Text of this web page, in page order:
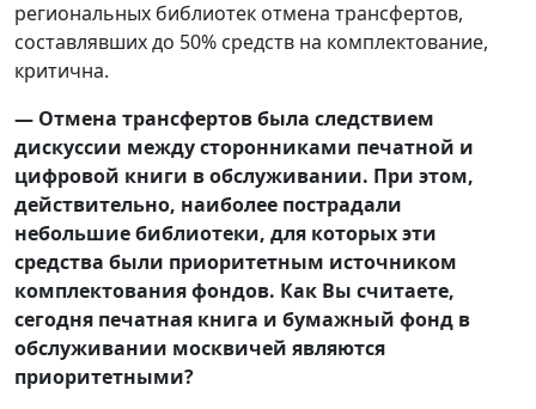
региональных библиотек отмена трансфертов,
составлявших до 50% средств на комплектование,
критична.
— Отмена трансфертов была следствием
дискуссии между сторонниками печатной и
цифровой книги в обслуживании. При этом,
действительно, наиболее пострадали
небольшие библиотеки, для которых эти
средства были приоритетным источником
комплектования фондов. Как Вы считаете,
сегодня печатная книга и бумажный фонд в
обслуживании москвичей являются
приоритетными?